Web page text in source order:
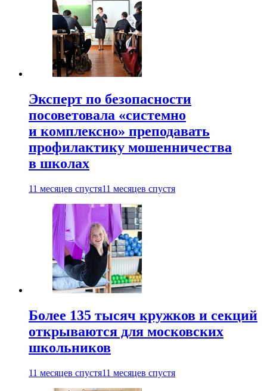
Эксперт по безопасности
посоветовала «системно
и комплексно» преподавать
профилактику мошенничества
в школах
11 месяцев спустя11 месяцев спустя
Более 135 тысяч кружков и секций
открываются для московских
школьников
11 месяцев спустя11 месяцев спустя